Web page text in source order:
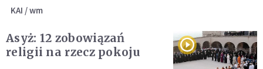
KAI / wm
Asyż: 12 zobowiązań
religii na rzecz pokoju